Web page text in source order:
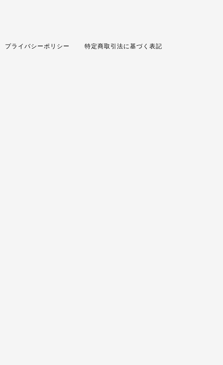
プライバシーポリシー 特定商取引法に基づく表記